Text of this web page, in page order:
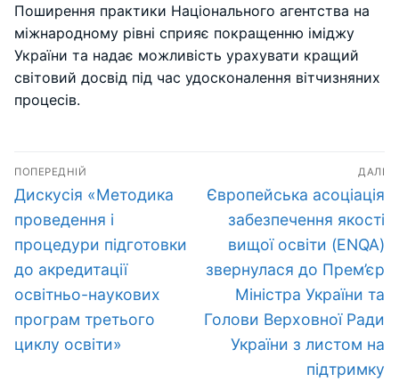
Поширення практики Національного агентства на
міжнародному рівні сприяє покращенню іміджу
України та надає можливість урахувати кращий
світовий досвід під час удосконалення вітчизняних
процесів.
Навігація
записів
ПОПЕРЕДНІЙ
Попередній
запис:
Дискусія «Методика
проведення і
процедури підготовки
до акредитації
освітньо-наукових
програм третього
циклу освіти»
ДАЛІ
Наступний
запис:
Європейська асоціація
забезпечення якості
вищої освіти (ENQA)
звернулася до Прем’єр
Міністра України та
Голови Верховної Ради
України з листом на
підтримку